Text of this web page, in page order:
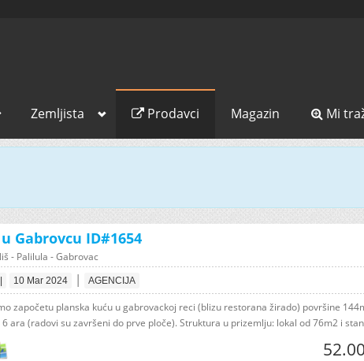
Zemljista Prodavci Magazin Mi
Gabrovcu ID#1654
- Palilula - Gabrovac
10 Mar 2024 | AGENCIJA
započetu planska kuću u gabrovackoj reci (blizu restorana žirado) površine
6 ara (radovi su završeni do prve ploče). Struktura u prizemlju: lokal od 76m2 i